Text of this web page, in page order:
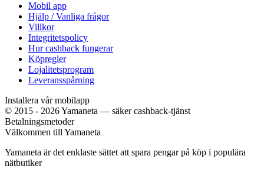
Mobil app
Hjälp / Vanliga frågor
Villkor
Integritetspolicy
Hur cashback fungerar
Köpregler
Lojalitetsprogram
Leveransspårning
Installera vår mobilapp
© 2015 - 2026 Yamaneta — säker cashback-tjänst
Betalningsmetoder
Välkommen till Yamaneta
Yamaneta är det enklaste sättet att spara pengar på köp i populära
nätbutiker